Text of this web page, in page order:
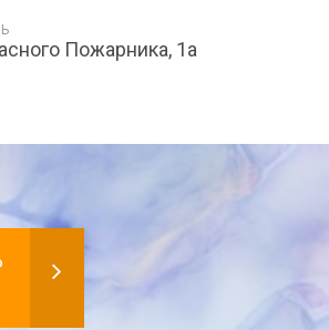
Пожарника, 1а